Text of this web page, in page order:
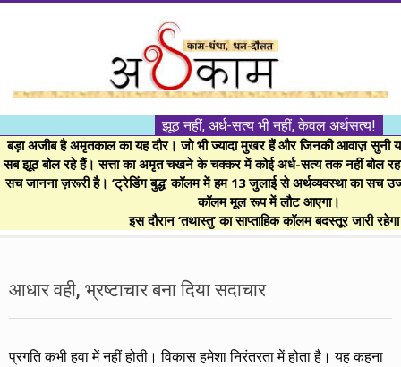
।।
अर्थकाम।।
BE
FINANCIALLY
CLEVER!
झूठ नहीं, अर्ध-सत्य भी नहीं, केवल अर्थसत्य!
बड़ा अजीब है अमृतकाल का यह दौर। जो भी ज्यादा मुखर हैं और जिनकी आवाज़ सुनी
सब झूठ बोल रहे हैं। सत्ता का अमृत चखने के चक्कर में कोई अर्ध-सत्य तक नहीं बोल
सच जानना ज़रूरी है। ‘ट्रेडिंग बुद्ध’ कॉलम में हम 13 जुलाई से अर्थव्यवस्था का सच
कॉलम मूल रूप में लौट आएगा।
इस दौरान ‘तथास्तु’ का साप्ताहिक कॉलम बदस्तूर जारी
Menu
आधार वही, भ्रष्टाचार बना दिया सदाचार
प्रगति कभी हवा में नहीं होती। विकास हमेशा निरंतरता में होता है। यह कहना